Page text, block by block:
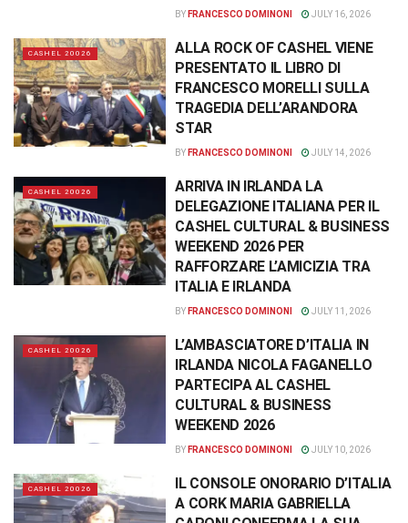
BY FRANCESCO DOMINONI JULY 16, 2026
CASHEL 20026
ALLA ROCK OF CASHEL VIENE
PRESENTATO IL LIBRO DI
FRANCESCO MORELLI SULLA
TRAGEDIA DELL’ARANDORA
STAR
BY FRANCESCO DOMINONI JULY 14, 2026
CASHEL 20026
ARRIVA IN IRLANDA LA
DELEGAZIONE ITALIANA PER IL
CASHEL CULTURAL & BUSINESS
WEEKEND 2026 PER
RAFFORZARE L’AMICIZIA TRA
ITALIA E IRLANDA
BY FRANCESCO DOMINONI JULY 11, 2026
CASHEL 20026
L’AMBASCIATORE D’ITALIA IN
IRLANDA NICOLA FAGANELLO
PARTECIPA AL CASHEL
CULTURAL & BUSINESS
WEEKEND 2026
BY FRANCESCO DOMINONI JULY 10, 2026
CASHEL 20026
IL CONSOLE ONORARIO D’ITALIA
A CORK MARIA GABRIELLA